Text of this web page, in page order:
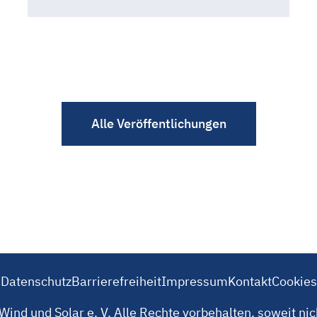
Alle Veröffentlichungen
DatenschutzBarrierefreiheitImpressumKontaktCookies
und Solar e. V. Alle Rechte vorbehalten, soweit